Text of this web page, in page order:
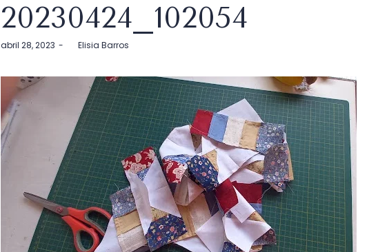
20230424_102054
Postado
abril 28, 2023 byElisia Barros